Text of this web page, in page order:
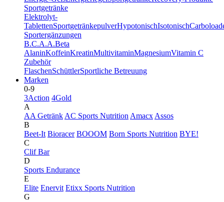
Sportgetränke
Elektrolyt-
TablettenSportgetränkepulverHypotonischIsotonisch
Sportergänzungen
B.C.A.A.Beta
AlaninKoffeinKreatinMultivitaminMagnesiumVitamin C
Zubehör
FlaschenSchüttlerSportliche Betreuung
Marken
0-9
3Action 4Gold
A
AA Getränk AC Sports Nutrition Amacx Assos
B
Beet-It Bioracer BOOOM Born Sports Nutrition BYE!
C
Clif Bar
D
Sports Endurance
E
Elite Enervit Etixx Sports Nutrition
G